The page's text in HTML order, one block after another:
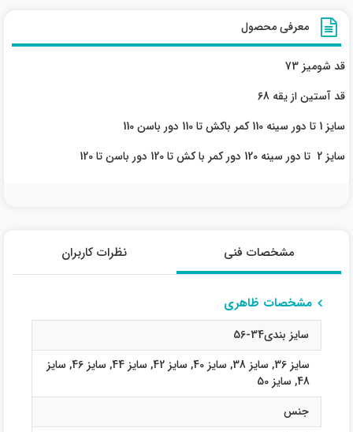
معرفی محصول
قد شومیز 73
قد آستین از یقه 68
سایز 1 تا دور سینه 110 کمر باکش تا 110 دور باسن 110
سایز 2 تا دور سینه 120 دور کمر با کش تا 120 دور باسن تا 120
مشخصات فنی نظرات کاربران
مشخصات ظاهری
سایز بندی34-56
سایز 36
, سایز 38 , سایز 40 , سایز 42 , سایز 44 , سایز 46 , سایز
48
, سایز 50
جنس